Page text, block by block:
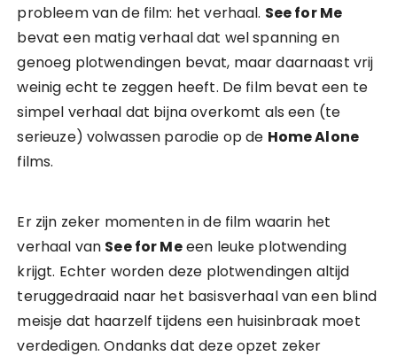
probleem van de film: het verhaal. See for Me
bevat een matig verhaal dat wel spanning en
genoeg plotwendingen bevat, maar daarnaast vrij
weinig echt te zeggen heeft. De film bevat een te
simpel verhaal dat bijna overkomt als een (te
serieuze) volwassen parodie op de Home Alone
films.
Er zijn zeker momenten in de film waarin het
verhaal van See for Meeen leuke plotwending
krijgt. Echter worden deze plotwendingen altijd
teruggedraaid naar het basisverhaal van een blind
meisje dat haarzelf tijdens een huisinbraak moet
verdedigen. Ondanks dat deze opzet zeker